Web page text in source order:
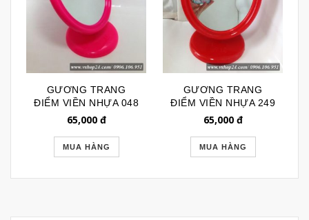
GƯƠNG TRANG
ĐIỂM VIỀN NHỰA 048
65,000đ
MUA HÀNG
GƯƠNG TRANG
ĐIỂM VIỀN NHỰA 249
65,000đ
MUA HÀNG